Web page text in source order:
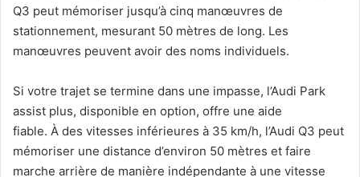
Q3 peut mémoriser jusqu’à cinq manœuvres de
stationnement, mesurant 50 mètres de long. Les
manœuvres peuvent avoir des noms individuels.
Si votre trajet se termine dans une impasse, l’Audi Park
assist plus, disponible en option, offre une aide
fiable. À des vitesses inférieures à 35 km/h, l’Audi Q3 peut
mémoriser une distance d’environ 50 mètres et faire
marche arrière de manière indépendante à une vitesse